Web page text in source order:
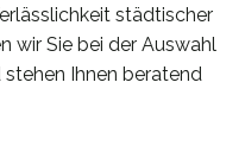
städtischer
wir Sie bei der Auswahl
Ihnen beratend